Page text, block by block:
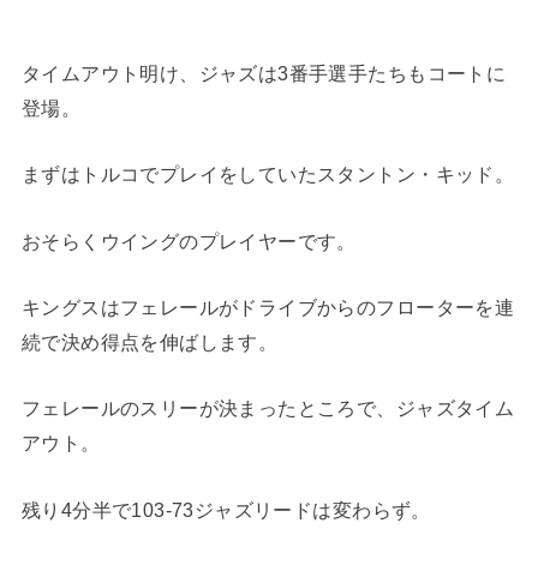
タイムアウト明け、ジャズは3番手選手たちもコートに
登場。
まずはトルコでプレイをしていたスタントン・キッド。
おそらくウイングのプレイヤーです。
キングスはフェレールがドライブからのフローターを連
続で決め得点を伸ばします。
フェレールのスリーが決まったところで、ジャズタイム
アウト。
残り4分半で103-73ジャズリードは変わらず。